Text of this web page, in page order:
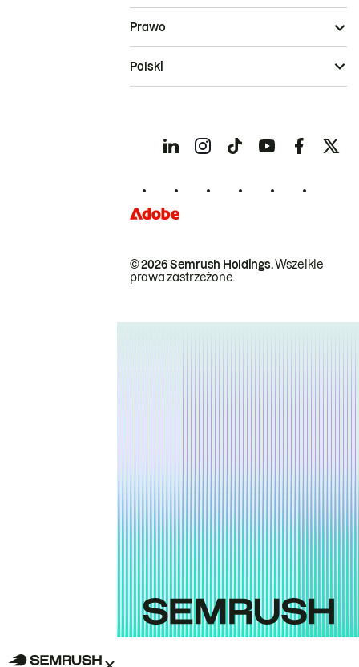
© 2026 Semrush Holdings.Wszelkie
prawa zastrzeżone.
Prawo
Polski